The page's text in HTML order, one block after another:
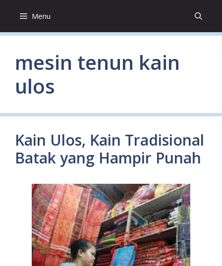
content
Menu
mesin tenun kain
ulos
Kain Ulos, Kain Tradisional
Batak yang Hampir Punah